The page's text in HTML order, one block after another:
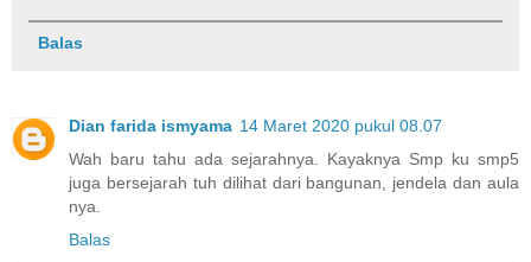
Balas
Dian farida ismyama 14 Maret 2020 pukul 08.07
Wah baru tahu ada sejarahnya. Kayaknya Smp ku smp5
juga bersejarah tuh dilihat dari bangunan, jendela dan aula
nya.
Balas